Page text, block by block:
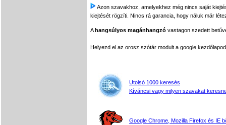
Azon szavakhoz, amelyekhez még nincs saját
kiejtését rögzíti. Nincs rá garancia, hogy náluk már
Ahangsúlyos magánhangzó vastagon szedett
Helyezd el az orosz szótár modult a google
Utolsó 1000 keresés
Kíváncsi vagy milyen szavakat
Google Chrome, Mozilla Firefox és IE